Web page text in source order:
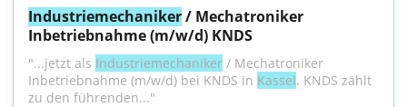
Industriemechaniker / Mechatroniker
Inbetriebnahme (m/w/d) KNDS
"...jetzt als Industriemechaniker / Mechatroniker
Inbetriebnahme (m/w/d) bei KNDS in Kassel. KNDS zählt
zu den führenden..."